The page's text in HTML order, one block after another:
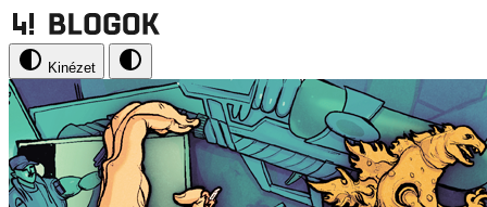
Kinézet